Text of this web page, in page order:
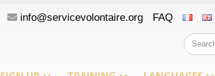
info@servicevolontaire.org FAQ